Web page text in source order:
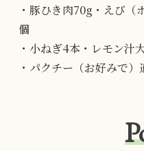
・豚ひき肉70g・えび（
個
・小ねぎ4本・レモン汁
・パクチー（お好みで）